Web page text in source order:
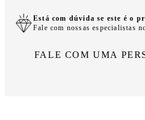
Está com dúvida se este é o
Fale com nossas especialistas
FALE COM UMA